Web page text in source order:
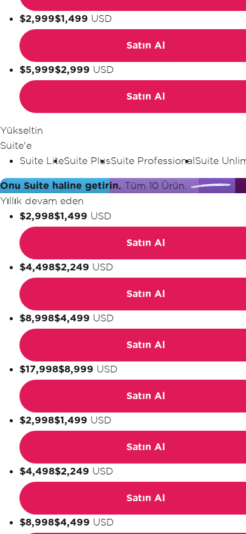
$2,999$1,499 USD
Satın Al
$5,999$2,999 USD
Satın Al
Yükseltin
Suite'e
Suite LiteSuite PlusSuite ProfessionalSuite
Onu Suite haline getirin. Tüm 10 Ürün.
Yıllık devam eden
$2,998$1,499 USD
Satın Al
$4,498$2,249 USD
Satın Al
$8,998$4,499 USD
Satın Al
$17,998$8,999 USD
Satın Al
$2,998$1,499 USD
Satın Al
$4,498$2,249 USD
Satın Al
$8,998$4,499 USD